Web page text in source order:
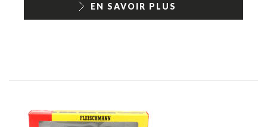
EN SAVOIR PLUS